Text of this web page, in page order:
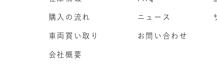
購入の流れ
車両買い取り
会社概要
ニュース
お問い合わせ